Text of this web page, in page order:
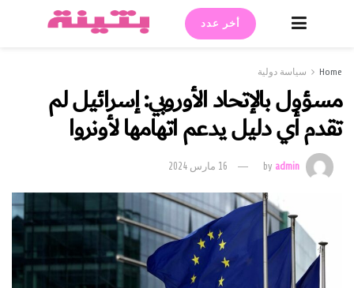
أخر عدد
Home سياسة دولية
مسؤول بالإتحاد الأوروبي: إسرائيل لم
تقدم أي دليل يدعم اتهامها لأونروا
byadmin 16 مارس 2024